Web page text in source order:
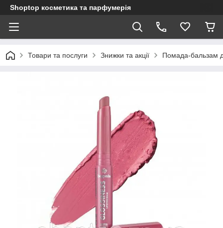
Shoptop косметика та парфумерія
Товари та послуги Знижки та акції Помада-бальзам